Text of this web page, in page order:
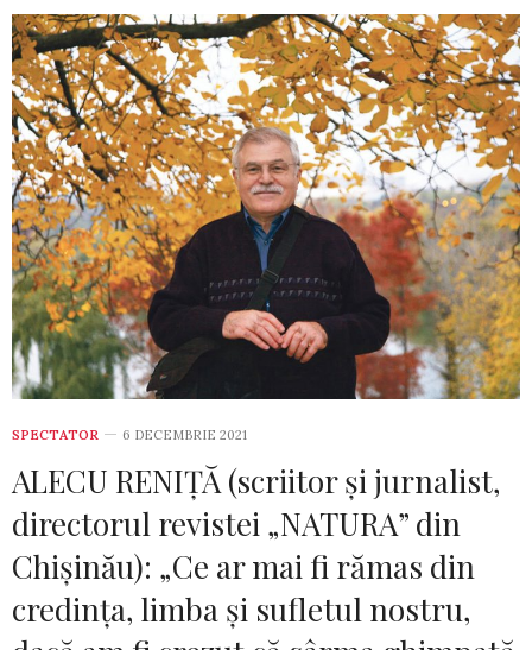
SPECTATOR 6 DECEMBRIE 2021
ALECU RENIȚĂ (scriitor și jurnalist,
directorul revistei „NATURA” din
Chișinău): „Ce ar mai fi rămas din
credința, limba și sufletul nostru,